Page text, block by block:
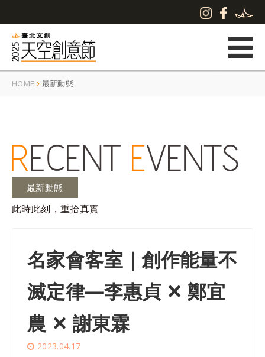
HOME 最新動態
最新動態
此時此刻，重拾真實
名家會客室｜創作能量不
滅定律—李惠貞 ✕ 鄭宜
農 ✕ 謝東霖
2023.04.17